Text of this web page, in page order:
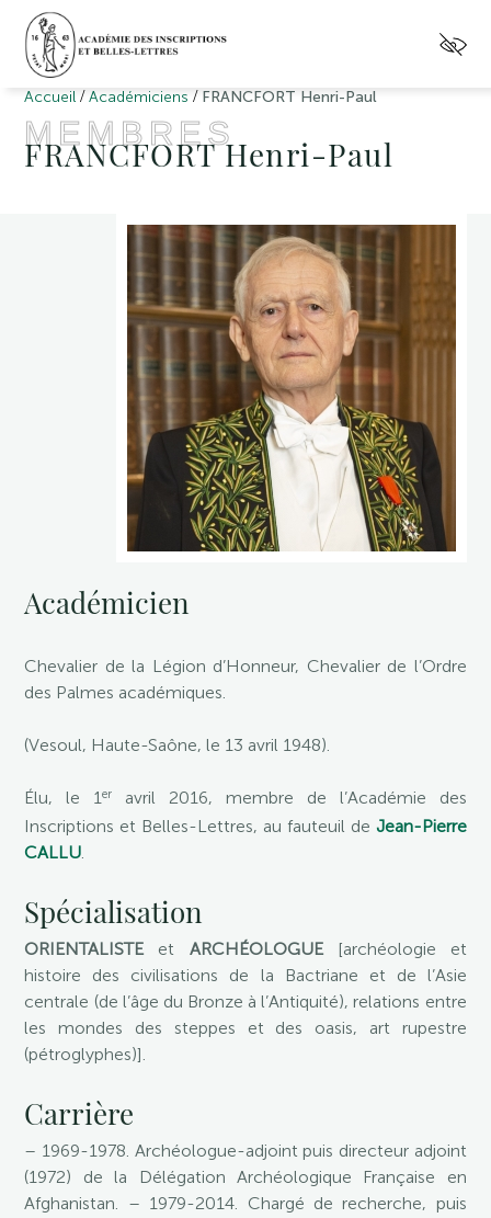
Accueil /Académiciens / FRANCFORT Henri-Paul
MEMBRES
FRANCFORT Henri-Paul
Académicien
Chevalier de la Légion d’Honneur, Chevalier de l’Ordre
des Palmes académiques.
(Vesoul, Haute-Saône, le 13 avril 1948).
Élu, le 1er
avril 2016, membre de l’Académie des
Inscriptions et Belles-Lettres, au fauteuil de Jean-Pierre
CALLU.
Spécialisation
ORIENTALISTEet ARCHÉOLOGUE[archéologie et
histoire des civilisations de la Bactriane et de l’Asie
centrale (de l’âge du Bronze à l’Antiquité), relations entre
les mondes des steppes et des oasis, art rupestre
(pétroglyphes)].
Carrière
– 1969-1978. Archéologue-adjoint puis directeur adjoint
(1972) de la Délégation Archéologique Française en
Afghanistan. – 1979-2014. Chargé de recherche, puis